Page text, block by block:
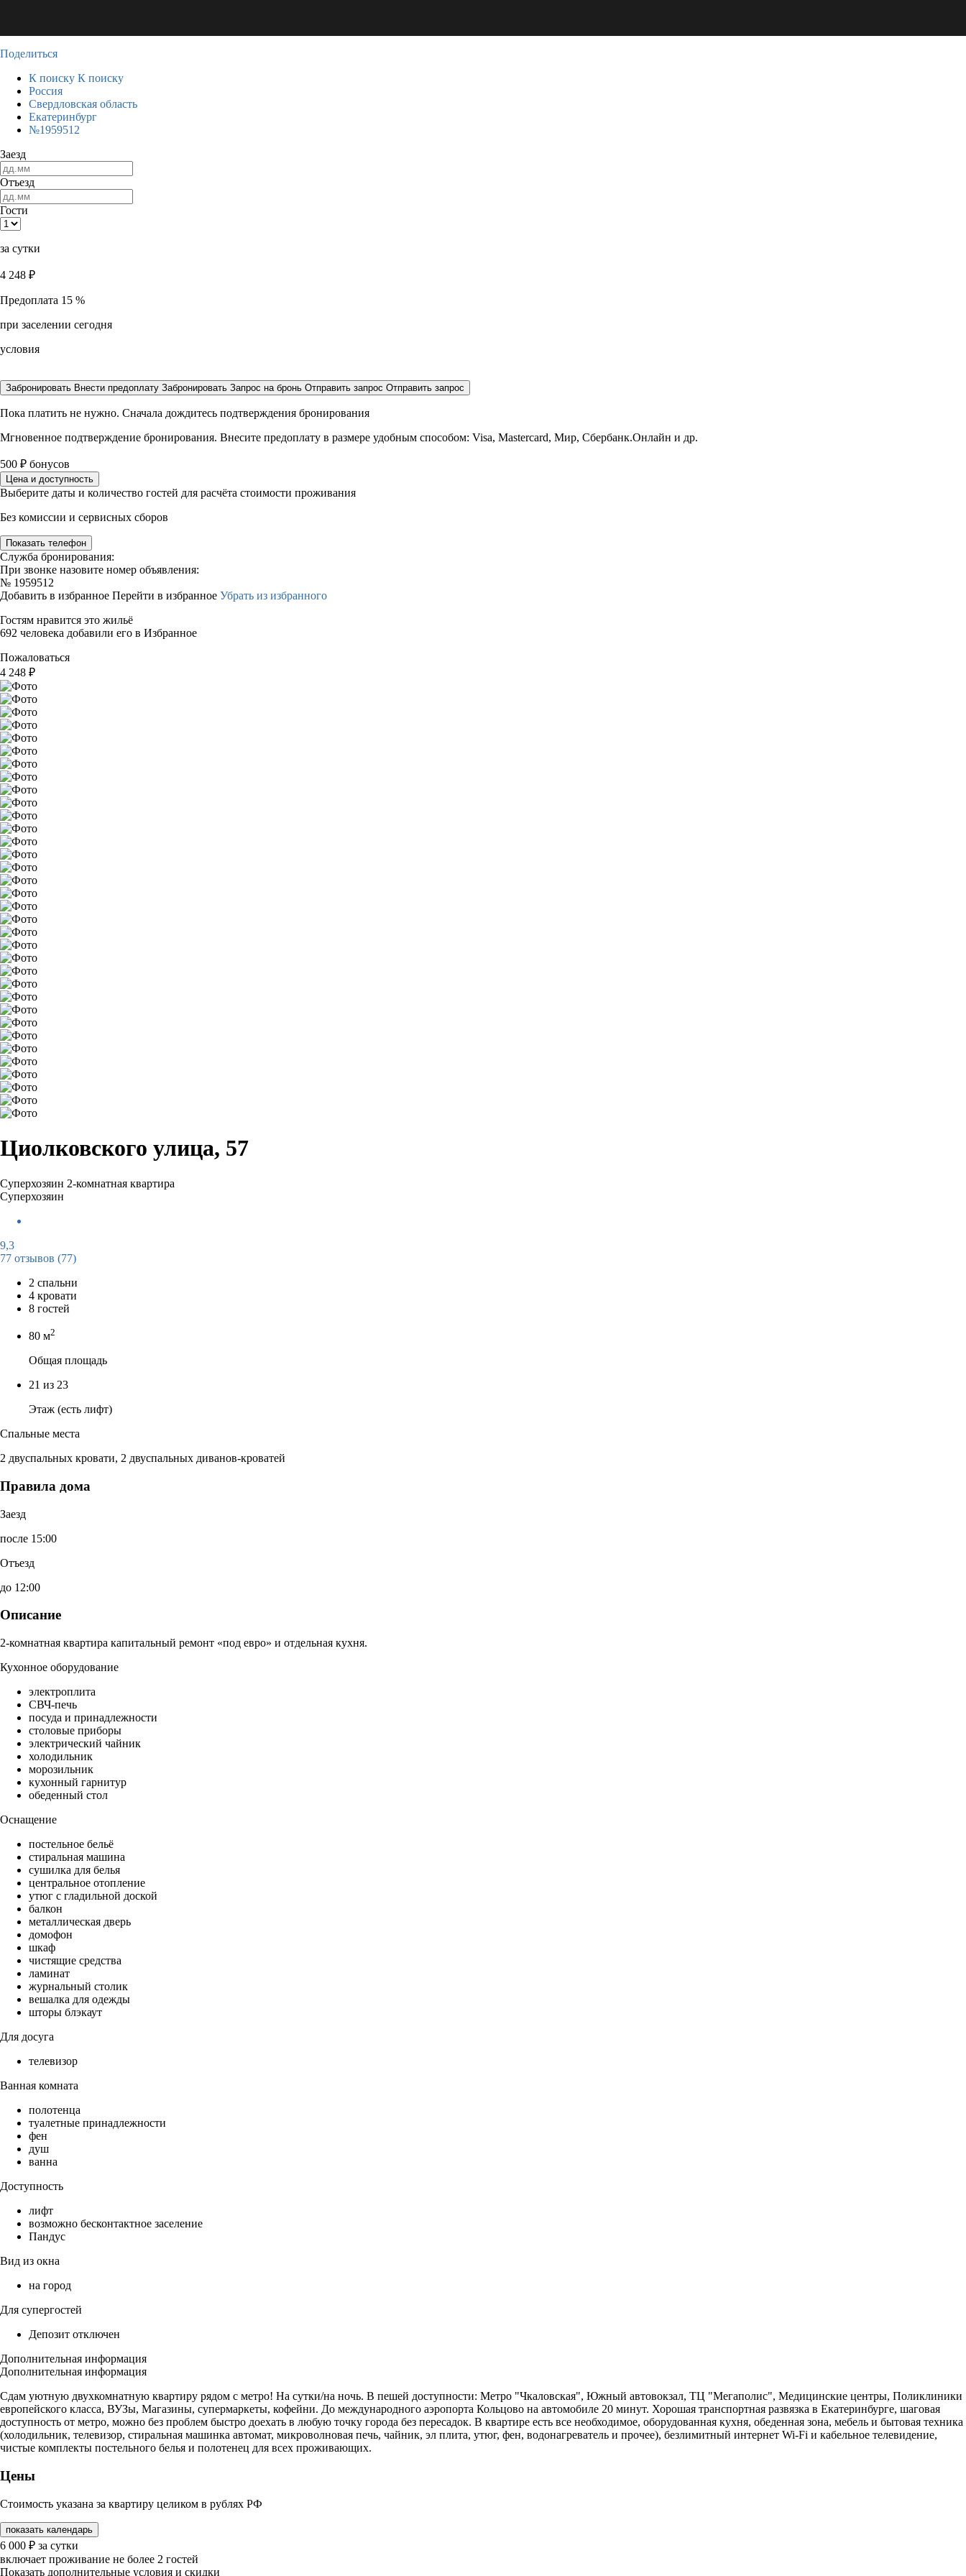
Поделиться
К поиску К поиску
Россия
Свердловская область
Екатеринбург
№1959512
Заезд
Отъезд
Гости
за сутки
4 248 ₽
Предоплата 15 %
при заселении сегодня
условия
Забронировать Внести предоплату Забронировать Запрос на бронь Отправить запрос Отправить запрос
Пока платить не нужно. Сначала дождитесь подтверждения бронирования
Мгновенное подтверждение бронирования. Внесите предоплату в размере удобным способом: Visa, Mastercard, Мир, Сбербанк.Онлайн и др.
500 ₽ бонусов
Цена и доступность
Выберите даты и количество гостей для расчёта стоимости проживания
Без комиссии и сервисных сборов
Показать телефон
Служба бронирования:
При звонке назовите номер объявления:
№ 1959512
Добавить в избранное Перейти в избранное Убрать из избранного
Гостям нравится это жильё
692 человека добавили его в Избранное
Пожаловаться
4 248 ₽
Циолковского улица, 57
Суперхозяин 2-комнатная квартира
Суперхозяин
9,3
77 отзывов (77)
2 спальни
4 кровати
8 гостей
80 м2
Общая площадь
21 из 23
Этаж (есть лифт)
Спальные места
2 двуспальных кровати, 2 двуспальных диванов-кроватей
Правила дома
Заезд
после 15:00
Отъезд
до 12:00
Описание
2-комнатная квартира капитальный ремонт «под евро» и отдельная кухня.
Кухонное оборудование
электроплита
СВЧ-печь
посуда и принадлежности
столовые приборы
электрический чайник
холодильник
морозильник
кухонный гарнитур
обеденный стол
Оснащение
постельное бельё
стиральная машина
сушилка для белья
центральное отопление
утюг с гладильной доской
балкон
металлическая дверь
домофон
шкаф
чистящие средства
ламинат
журнальный столик
вешалка для одежды
шторы блэкаут
Для досуга
телевизор
Ванная комната
полотенца
туалетные принадлежности
фен
душ
ванна
Доступность
лифт
возможно бесконтактное заселение
Пандус
Вид из окна
на город
Для супергостей
Депозит отключен
Дополнительная информация
Дополнительная информация
Сдам уютную двухкомнатную квартиру рядом с метро! На сутки/на ночь. В пешей доступности: Метро "Чкаловская", Южный автовокзал, ТЦ "Мегаполис", Медицинские центры, Поликлиники
европейского класса, ВУЗы, Магазины, супермаркеты, кофейни. До международного аэропорта Кольцово на автомобиле 20 минут. Хорошая транспортная развязка в Екатеринбурге, шаговая
доступность от метро, можно без проблем быстро доехать в любую точку города без пересадок. В квартире есть все необходимое, оборудованная кухня, обеденная зона, мебель и бытовая техника
(холодильник, телевизор, стиральная машинка автомат, микроволновая печь, чайник, эл плита, утюг, фен, водонагреватель и прочее), безлимитный интернет Wi-Fi и кабельное телевидение,
чистые комплекты постельного белья и полотенец для всех проживающих.
Цены
Стоимость указана за квартиру целиком в рублях РФ
показать календарь
6 000 ₽ за сутки
включает проживание не более 2 гостей
Показать дополнительные условия и скидки